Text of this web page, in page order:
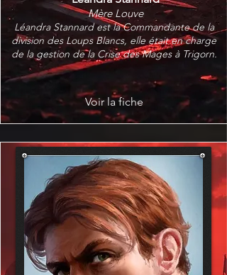
Mère Louve
Léandra Stannard est la Commandante de la
division des Loups Blancs, elle était en charge
de la gestion de la Crise des Mages à Trigorn.
Voir la fiche